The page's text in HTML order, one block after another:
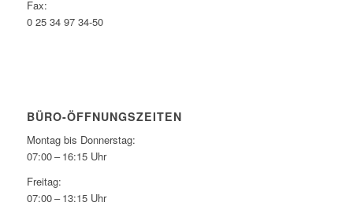
Fax:
0 25 34 97 34-50
BÜRO-ÖFFNUNGSZEITEN
Montag bis Donnerstag:
07:00 – 16:15 Uhr
Freitag:
07:00 – 13:15 Uhr